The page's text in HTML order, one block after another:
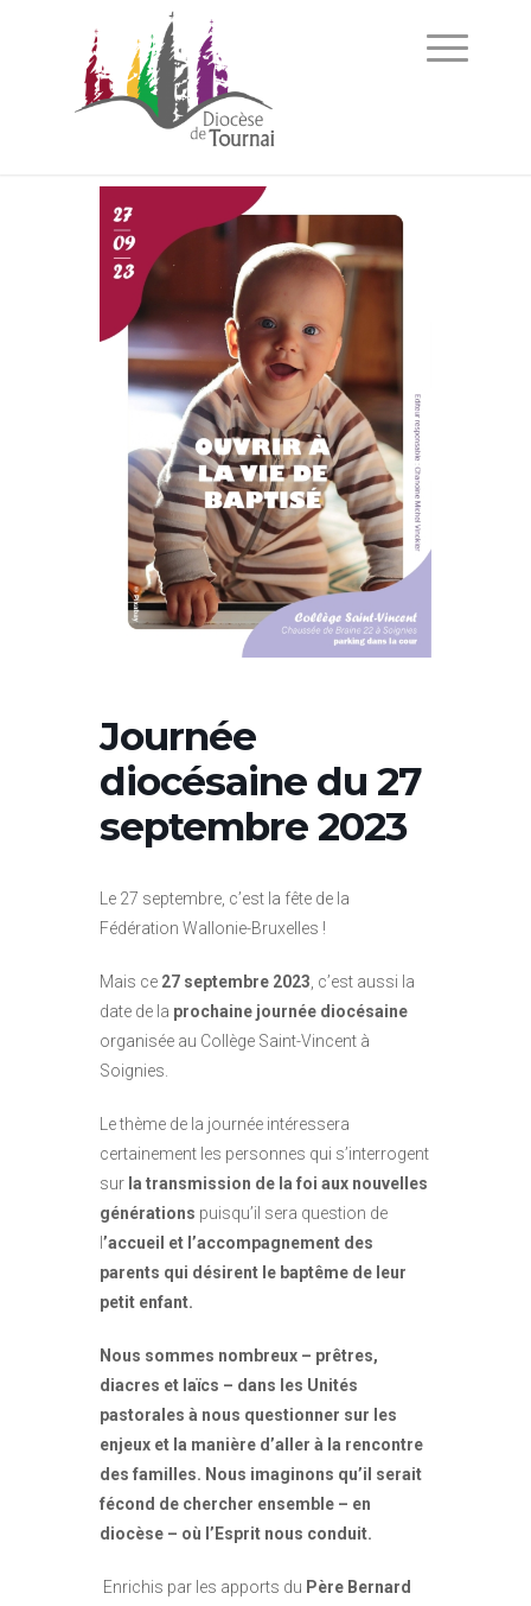
Journée
diocésaine du 27
septembre 2023
Le 27 septembre, c’est la fête de la
Fédération Wallonie-Bruxelles !
Mais ce 27 septembre 2023 , c’est aussi la
date de la prochaine journée diocésaine
organisée au Collège Saint-Vincent à
Soignies.
Le thème de la journée intéressera
certainement les personnes qui s’interrogent
sur la transmission de la foi aux nouvelles
générations puisqu’il sera question de
’accueil et l’accompagnement des
parents qui désirent le baptême de leur
petit enfant.
Nous sommes nombreux – prêtres,
diacres et laïcs – dans les Unités
pastorales à nous questionner sur les
enjeux et la manière d’aller à la rencontre
des familles. Nous imaginons qu’il serait
fécond de chercher ensemble – en
diocèse – où l’Esprit nous conduit.
Enrichis par les apports du Père Bernard